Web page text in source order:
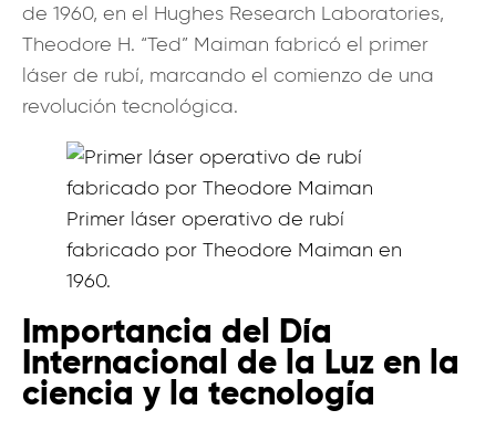
de 1960, en el Hughes Research Laboratories,
Theodore H. “Ted” Maiman fabricó el primer
láser de rubí, marcando el comienzo de una
revolución tecnológica.
Primer láser operativo de rubí
fabricado por Theodore Maiman en
1960.
Importancia del Día
Internacional de la Luz en la
ciencia y la tecnología